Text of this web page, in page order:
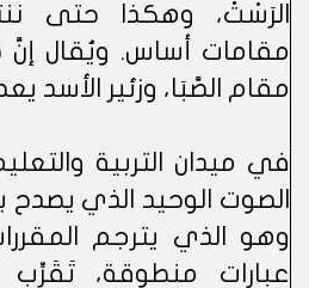
الرَسْتْ، وهكذا حتى
مقامات أساس. ويُقال
مقام الصَّبَا، وزئير الأسد
في ميدان التربية
الصوت الوحيد الذي يصدح
وهو الذي يترجم
عبارات منطوقة،